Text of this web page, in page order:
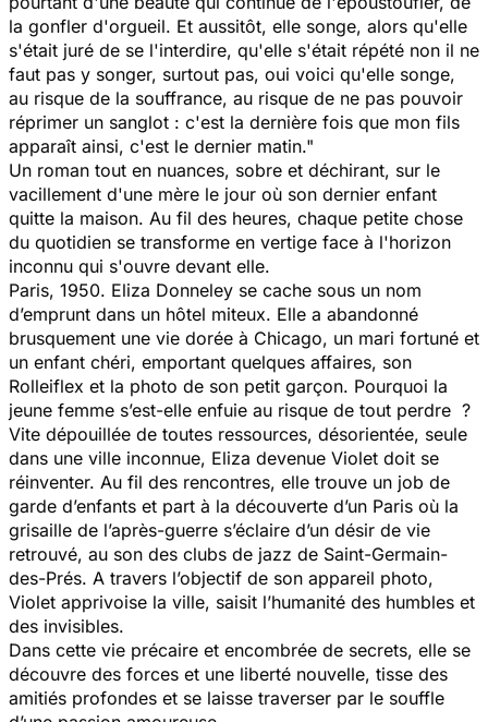
la gonfler d'orgueil. Et aussitôt, elle songe, alors qu'elle
s'était juré de se l'interdire, qu'elle s'était répété non il ne
faut pas y songer, surtout pas, oui voici qu'elle songe,
au risque de la souffrance, au risque de ne pas pouvoir
réprimer un sanglot : c'est la dernière fois que mon fils
apparaît ainsi, c'est le dernier matin."
Un roman tout en nuances, sobre et déchirant, sur le
vacillement d'une mère le jour où son dernier enfant
quitte la maison. Au fil des heures, chaque petite chose
du quotidien se transforme en vertige face à l'horizon
inconnu qui s'ouvre devant elle.
Paris, 1950. Eliza Donneley se cache sous un nom
d’emprunt dans un hôtel miteux. Elle a abandonné
brusquement une vie dorée à Chicago, un mari fortuné et
un enfant chéri, emportant quelques affaires, son
Rolleiflex et la photo de son petit garçon. Pourquoi la
jeune femme s’est-elle enfuie au risque de tout perdre ?
Vite dépouillée de toutes ressources, désorientée, seule
dans une ville inconnue, Eliza devenue Violet doit se
réinventer. Au fil des rencontres, elle trouve un job de
garde d’enfants et part à la découverte d’un Paris où la
grisaille de l’après-guerre s’éclaire d’un désir de vie
retrouvé, au son des clubs de jazz de Saint-Germain-
des-Prés. A travers l’objectif de son appareil photo,
Violet apprivoise la ville, saisit l’humanité des humbles et
des invisibles.
Dans cette vie précaire et encombrée de secrets, elle se
découvre des forces et une liberté nouvelle, tisse des
amitiés profondes et se laisse traverser par le souffle